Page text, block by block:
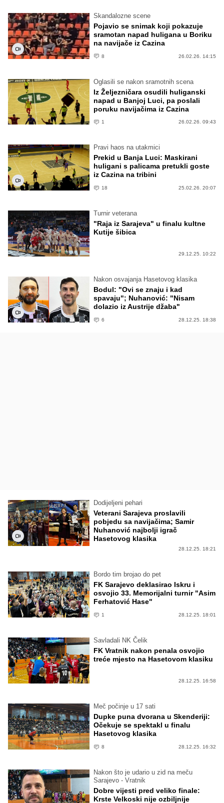
Skandalozne scene
Pojavio se snimak koji pokazuje
sramotan napad huligana u Boriku
na navijače iz Cazina
8 26.02.26. 14:15
Oglasili se nakon sramotnih scena
Iz Željezničara osudili huliganski
napad u Banjoj Luci, pa poslali
poruku navijačima iz Cazina
1 26.02.26. 09:43
Pravi haos na utakmici
Prekid u Banja Luci: Maskirani
huligani s palicama pretukli goste
iz Cazina na tribini
18 25.02.26. 20:07
Turnir veterana
"Raja iz Sarajeva" u finalu kultne
Kutije šibica
29.12.25. 10:22
Nakon osvajanja Hasetovog klasika
Bodul: "Ovi se znaju i kad
spavaju"; Nuhanović: "Nisam
dolazio iz Austrije džaba"
6 28.12.25. 18:38
Dodijeljeni pehari
Veterani Sarajeva proslavili
pobjedu sa navijačima; Samir
Nuhanović najbolji igrač
Hasetovog klasika
28.12.25. 18:21
Bordo tim brojao do pet
FK Sarajevo deklasirao Iskru i
osvojio 33. Memorijalni turnir "Asim
Ferhatović Hase"
1 28.12.25. 18:01
Savladali NK Čelik
FK Vratnik nakon penala osvojio
treće mjesto na Hasetovom klasiku
28.12.25. 16:58
Meč počinje u 17 sati
Dupke puna dvorana u Skenderiji:
Očekuje se spektakl u finalu
Hasetovog klasika
8 28.12.25. 16:32
Nakon što je udario u zid na meču
Sarajevo - Vratnik
Dobre vijesti pred veliko finale:
Krste Velkoski nije ozbiljnije